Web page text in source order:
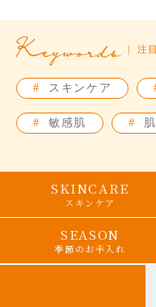
注
# スキンケア
# 敏感肌 #
SKINCARE
スキンケア
SEASON
季節のお手入れ